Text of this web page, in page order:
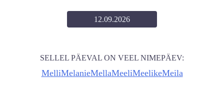
12.09.2026
SELLEL PÄEVAL ON VEEL NIMEPÄEV:
MelliMelanieMellaMeeliMeelikeMeila